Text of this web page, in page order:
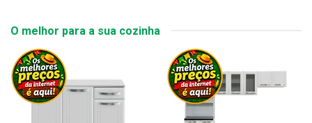
O melhor para a sua cozinha